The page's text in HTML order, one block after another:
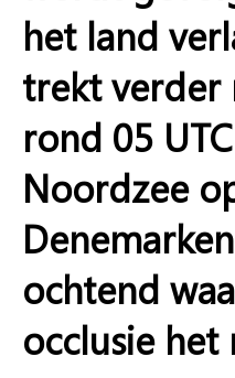
het land
trekt verder
rond 05
Noordzee
ochtend
occlusie het